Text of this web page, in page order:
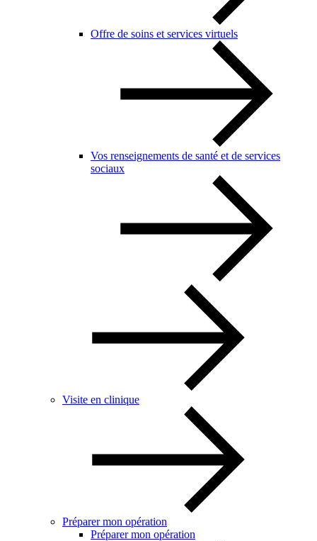
Offre de soins et services virtuels
Vos renseignements de santé et de services
sociaux
Visite en clinique
Préparer mon opération
Préparer mon opération